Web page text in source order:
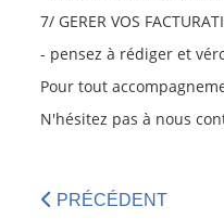
7/ GERER VOS
- pensez à rédiger et
Pour tout
N'hésitez pas à nous
PRÉCÉDENT